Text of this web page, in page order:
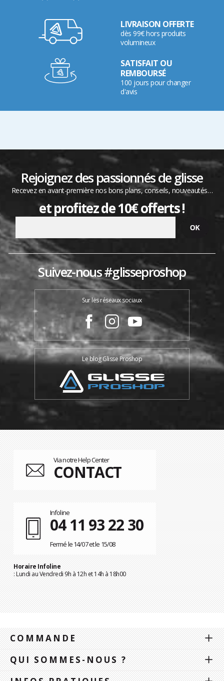
LIVRAISON OFFERTE
dès 99€ hors produits
volumineux
SATISFAIT OU
REMBOURSÉ
100 jours pour changer
d'avis
Rejoignez des passionnés de glisse
Recevez en avant-première nos bons plans, conseils, nouveautés…
et profitez de 10€ offerts !
Suivez-nous #glisseproshop
Sur les réseaux sociaux
Le blog Glisse Proshop
Via notre Help Center
CONTACT
Infoline
04 11 93 22 30
Fermé le 14/07 et le 15/08
Horaire Infoline
: Lundi au Vendredi 9h à 12h et 14h à 18h00
COMMANDE
QUI SOMMES-NOUS ?